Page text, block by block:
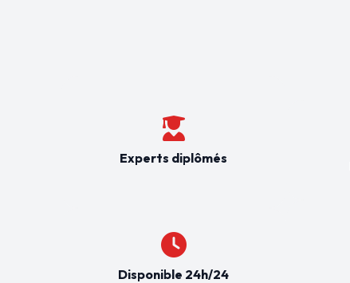
Experts diplômés
Disponible 24h/24